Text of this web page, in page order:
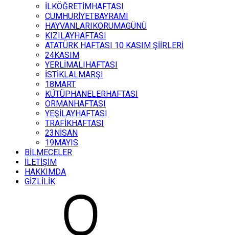
İLKÖĞRETİMHAFTASI
CUMHURİYETBAYRAMI
HAYVANLARIKORUMAGÜNÜ
KIZILAYHAFTASI
ATATÜRK HAFTASI 10 KASIM ŞİİRLERİ
24KASIM
YERLİMALIHAFTASI
İSTİKLALMARŞI
18MART
KÜTÜPHANELERHAFTASI
ORMANHAFTASI
YEŞİLAYHAFTASI
TRAFİKHAFTASI
23NİSAN
19MAYIS
BİLMECELER
İLETİŞİM
HAKKIMDA
GİZLİLİK